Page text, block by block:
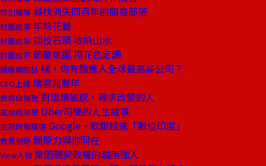
特別報導 尋找消失四百年的關島部落
封面故事 年味花藝
封面故事 孤枝石頭 收納山水
封面故事 節慶氛圍 用花色定調
總編輯的話 嘿，你有膽進入全球最高薪公司？
CEO上線 瑞雪兆豐年
商場自慢塾 對環境敏感，尋求改變的人
風尚經濟學 Uber司機的人生故事
金融時報精選 Google、軟銀錢進「數位印度」
教育視野 願原力與你同在
View人物 鞏固親美政權的越南強人